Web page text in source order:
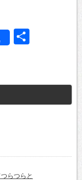
らつらと